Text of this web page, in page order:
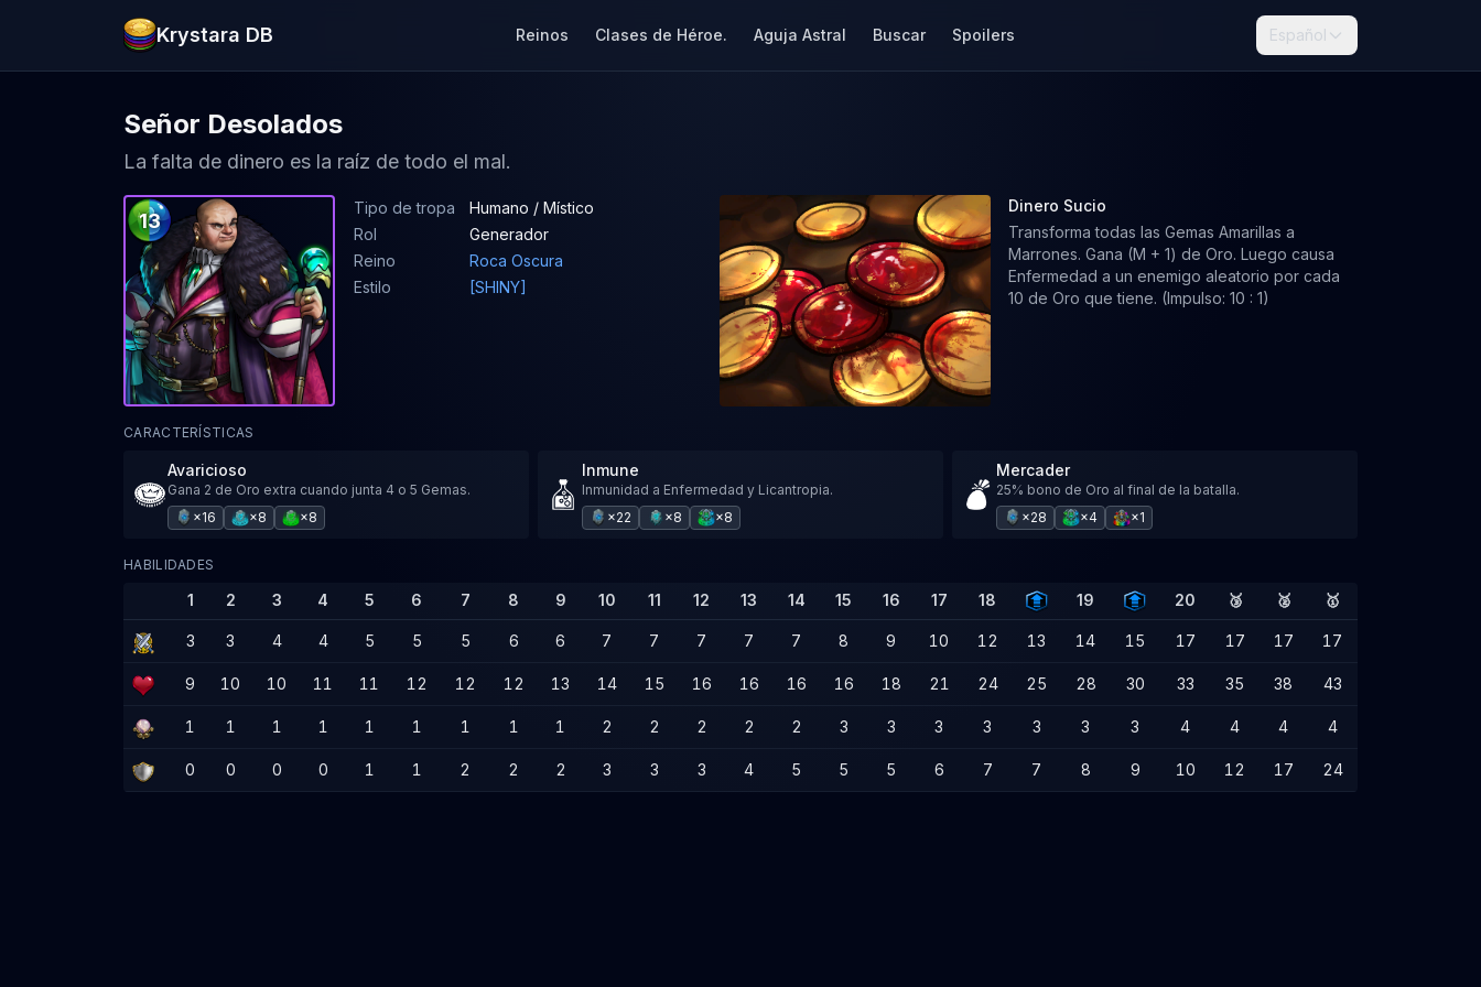
Krystara DB Reinos Clases de Héroe. Aguja Astral Buscar Spoilers Español
Señor Desolados
La falta de dinero es la raíz de todo el mal.
13
Tipo de tropa
Humano / Místico
Rol
Generador
Reino
Roca Oscura
Estilo
[SHINY]
Dinero Sucio
Transforma todas las Gemas Amarillas a
Marrones. Gana (M + 1) de Oro. Luego causa
Enfermedad a un enemigo aleatorio por cada
10 de Oro que tiene. (Impulso: 10 : 1)
CARACTERÍSTICAS
Avaricioso
Gana 2 de Oro extra cuando junta 4 o 5 Gemas.
×16
×8 ×8
Inmune
Inmunidad a Enfermedad y Licantropia.
×22
×8 ×8
Mercader
25% bono de Oro al final de la batalla.
×28
×4 ×1
HABILIDADES
1 2 3 4 5 6 7 8 9 10 11 12 13 14 15 16 17 18 19 20 🥉 🥈 🥇
3 3 4 4 5 5 5 6 6 7 7 7 7 7 8 9 10 12 13 14 15 17 17 17 17
9 10 10 11 11 12 12 12 13 14 15 16 16 16 16 18 21 24 25 28 30 33 35 38 43
1 1 1 1 1 1 1 1 1 2 2 2 2 2 3 3 3 3 3 3 3 4 4 4 4
0 0 0 0 1 1 2 2 2 3 3 3 4 5 5 5 6 7 7 8 9 10 12 17 24